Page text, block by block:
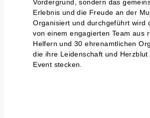
Vordergrund, sondern das
Erlebnis und die Freude an der
Organisiert und durchgeführt wird
von einem engagierten Team aus
Helfern und 30 ehrenamtlichen
die ihre Leidenschaft und Herzblut
Event stecken.